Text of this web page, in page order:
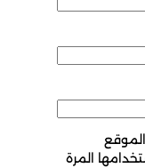
المرة